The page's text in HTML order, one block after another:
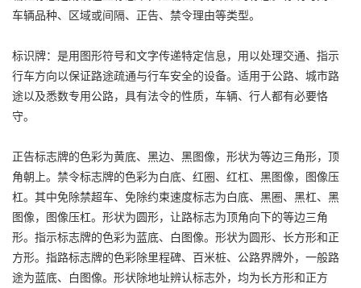
车辆品种、区域或间隔、正告、禁令理由等类型。
标识牌：是用图形符号和文字传递特定信息，用以处理交通、指示
行车方向以保证路途疏通与行车安全的设备。适用于公路、城市路
途以及悉数专用公路，具有法令的性质，车辆、行人都有必要恪
守。
正告标志牌的色彩为黄底、黑边、黑图像，形状为等边三角形，顶
角朝上。禁令标志牌的色彩为白底、红圈、红杠、黑图像，图像压
杠。其中免除禁超车、免除约束速度标志为白底、黑圈、黑杠、黑
图像，图像压杠。形状为圆形，让路标志为顶角向下的等边三角
形。指示标志牌的色彩为蓝底、白图像。形状为圆形、长方形和正
方形。指路标志牌的色彩除里程碑、百米桩、公路界牌外，一般路
途为蓝底、白图像。形状除地址辨认标志外，均为长方形和正方